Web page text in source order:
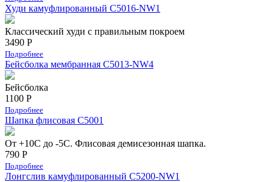
Худи камуфлированный C5016-NW1
Классический худи с правильным покроем
3490 Р
Подробнее
Бейсболка мембранная С5013-NW4
Бейсболка
1100 Р
Подробнее
Шапка флисовая С5001
От +10С до -5С. Флисовая демисезонная шапка.
790 Р
Подробнее
Лонгслив камуфлированный C5200-NW1